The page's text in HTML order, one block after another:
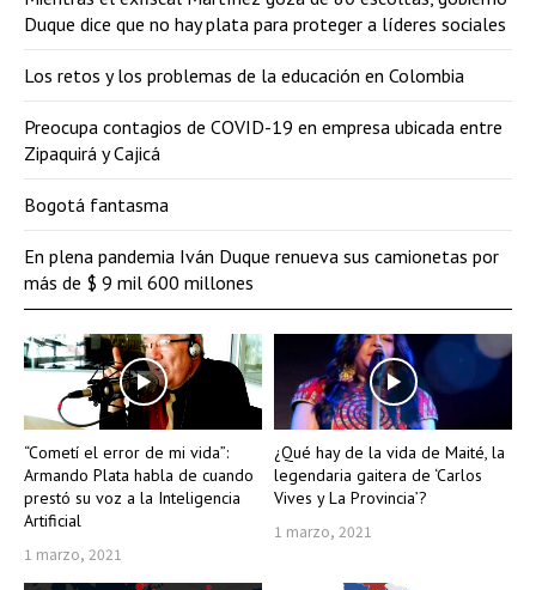
“Cometí el error de mi vida”:
Armando Plata habla de cuando
prestó su voz a la Inteligencia
Artificial
1 marzo, 2021
¿Qué hay de la vida de Maité, la
legendaria gaitera de ‘Carlos
Vives y La Provincia’?
1 marzo, 2021
Duque dice que no hay plata para proteger a líderes sociales
Los retos y los problemas de la educación en Colombia
Preocupa contagios de COVID-19 en empresa ubicada entre
Zipaquirá y Cajicá
Bogotá fantasma
En plena pandemia Iván Duque renueva sus camionetas por
más de $ 9 mil 600 millones